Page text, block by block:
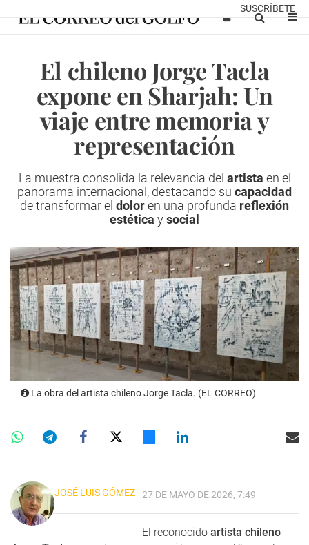
SUSCRÍBETE
El chileno Jorge Tacla
expone en Sharjah: Un
viaje entre memoria y
representación
La muestra consolida la relevancia del artista en el
panorama internacional, destacando su capacidad
de transformar el doloren una profunda reflexión
estética ysocial
La obra del artista chileno Jorge Tacla. (EL CORREO)
JOSÉ LUIS GÓMEZ 27 DE MAYO DE 2026, 7:49
El reconocido artista chileno